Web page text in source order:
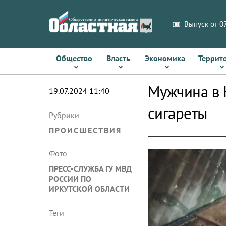
Выпуск от
Общество Власть Экономика
19.07.2024 11:40
Рубрики
ПРОИСШЕСТВИЯ
Фото
ПРЕСС-СЛУЖБА ГУ МВД
РОССИИ ПО
ИРКУТСКОЙ ОБЛАСТИ
Теги
Мужчина в
сигареты